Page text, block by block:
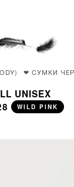
❤ CУМКИ
UNISEX
WILD PINK